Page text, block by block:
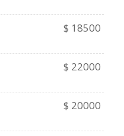
$ 18500
$ 22000
$ 20000